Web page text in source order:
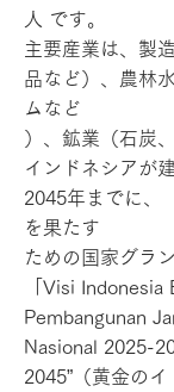
人 です。
主要産業は、製
品など）、農林
ムなど
）、鉱業（石炭
インドネシアが
2045年までに、
を果たす
ための国家グラ
「Visi Indonesia
Pembangunan
Nasional 2025-
2045”（黄金のイ